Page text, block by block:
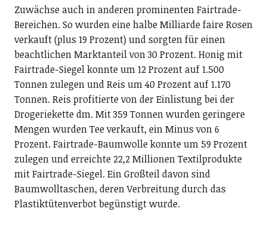
Zuwächse auch in anderen prominenten Fairtrade-
Bereichen. So wurden eine halbe Milliarde faire Rosen
verkauft (plus 19 Prozent) und sorgten für einen
beachtlichen Marktanteil von 30 Prozent. Honig mit
Fairtrade-Siegel konnte um 12 Prozent auf 1.500
Tonnen zulegen und Reis um 40 Prozent auf 1.170
Tonnen. Reis profitierte von der Einlistung bei der
Drogeriekette dm. Mit 359 Tonnen wurden geringere
Mengen wurden Tee verkauft, ein Minus von 6
Prozent. Fairtrade-Baumwolle konnte um 59 Prozent
zulegen und erreichte 22,2 Millionen Textilprodukte
mit Fairtrade-Siegel. Ein Großteil davon sind
Baumwolltaschen, deren Verbreitung durch das
Plastiktütenverbot begünstigt wurde.